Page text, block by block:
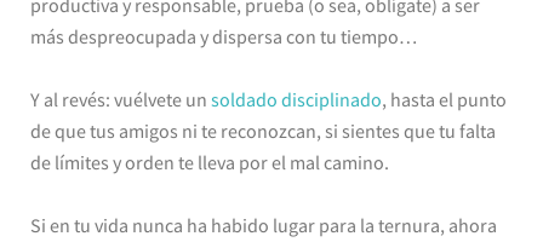
más despreocupada y dispersa con tu tiempo…
Y al revés: vuélvete un soldado disciplinado, hasta el punto
de que tus amigos ni te reconozcan, si sientes que tu falta
de límites y orden te lleva por el mal camino.
Si en tu vida nunca ha habido lugar para la ternura, ahora